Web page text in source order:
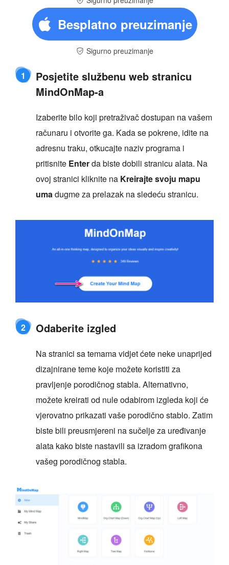
Besplatno preuzimanje
Sigurno preuzimanje
1
Posjetite službenu web stranicu
MindOnMap-a
Izaberite bilo koji pretraživač dostupan na vašem
računaru i otvorite ga. Kada se pokrene, idite na
adresnu traku, otkucajte naziv programa i
pritisnite Enterda biste dobili stranicu alata. Na
ovoj stranici kliknite na Kreirajte svoju mapu
umadugme za prelazak na sledeću stranicu.
2 Odaberite izgled
Na stranici sa temama vidjet ćete neke unaprijed
dizajnirane teme koje možete koristiti za
pravljenje porodičnog stabla. Alternativno,
možete kreirati od nule odabirom izgleda koji će
vjerovatno prikazati vaše porodično stablo. Zatim
biste bili preusmjereni na sučelje za uređivanje
alata kako biste nastavili sa izradom grafikona
vašeg porodičnog stabla.